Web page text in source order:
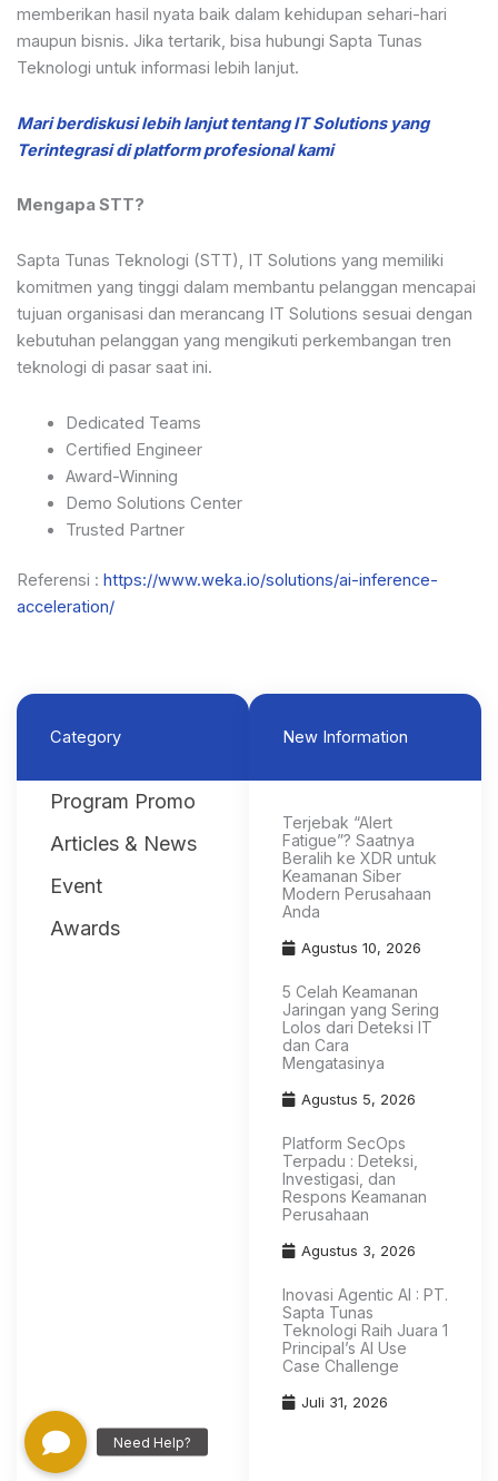
memberikan hasil nyata baik dalam kehidupan sehari-hari
maupun bisnis. Jika tertarik, bisa hubungi Sapta Tunas
Teknologi untuk informasi lebih lanjut.
Mari berdiskusi lebih lanjut tentang IT Solutions yang
Terintegrasi di platform profesional kami
Mengapa STT?
Sapta Tunas Teknologi (STT), IT Solutions yang memiliki
komitmen yang tinggi dalam membantu pelanggan mencapai
tujuan organisasi dan merancang IT Solutions sesuai dengan
kebutuhan pelanggan yang mengikuti perkembangan tren
teknologi di pasar saat ini.
Dedicated Teams
Certified Engineer
Award-Winning
Demo Solutions Center
Trusted Partner
Referensi : https://www.weka.io/solutions/ai-inference-
acceleration/
Category
Program Promo
Articles & News
Event
Awards
New Information
Terjebak “Alert
Fatigue”? Saatnya
Beralih ke XDR untuk
Keamanan Siber
Modern Perusahaan
Anda
Agustus 10, 2026
5 Celah Keamanan
Jaringan yang Sering
Lolos dari Deteksi IT
dan Cara
Mengatasinya
Agustus 5, 2026
Platform SecOps
Terpadu : Deteksi,
Investigasi, dan
Respons Keamanan
Perusahaan
Agustus 3, 2026
Inovasi Agentic AI : PT.
Sapta Tunas
Teknologi Raih Juara 1
Principal’s AI Use
Case Challenge
Juli 31, 2026